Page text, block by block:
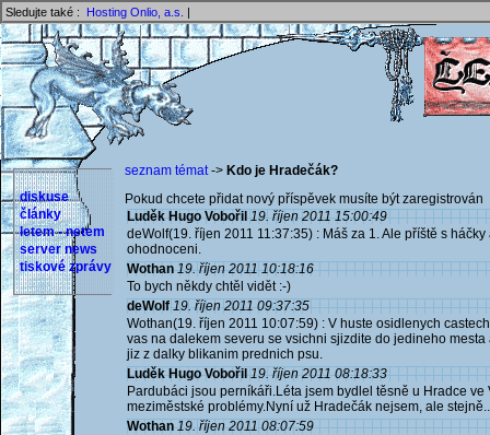
Sledujte také : Hosting Onlio, a.s. |
diskuse
články
letem - netem
server news
tiskové zprávy
seznam témat-> Kdo je Hradečák?
Pokud chcete přidat nový příspěvek musíte být
Luděk Hugo Vobořil 19. říjen 2011 15:00:49
deWolf(19. říjen 2011 11:37:35) : Máš za 1. Ale příště s
ohodnoceni.
Wothan 19. říjen 2011 10:18:16
To bych někdy chtěl vidět :-)
deWolf 19. říjen 2011 09:37:35
Wothan(19. říjen 2011 10:07:59) : V huste osidlenych
vas na dalekem severu se vsichni sjizdite do jedineho
jiz z dalky blikanim prednich psu.
Luděk Hugo Vobořil 19. říjen 2011 08:18:33
Pardubáci jsou perníkáři.Léta jsem bydlel těsně u Hradce
meziměstské problémy.Nyní už Hradečák nejsem, ale
Wothan 19. říjen 2011 08:07:59